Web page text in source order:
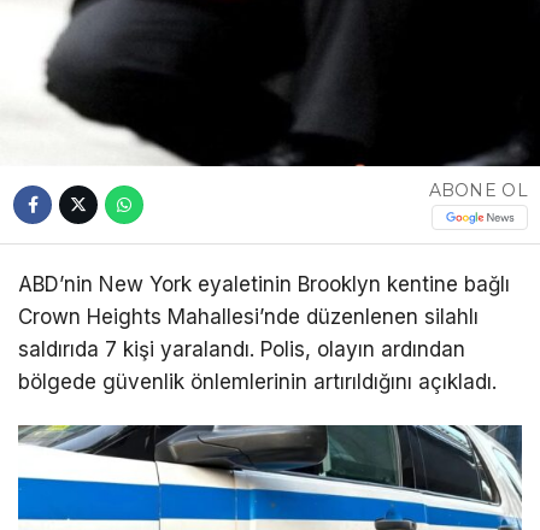
ABONE OL
ABD’nin New York eyaletinin Brooklyn kentine bağlı
Crown Heights Mahallesi’nde düzenlenen silahlı
saldırıda 7 kişi yaralandı. Polis, olayın ardından
bölgede güvenlik önlemlerinin artırıldığını açıkladı.